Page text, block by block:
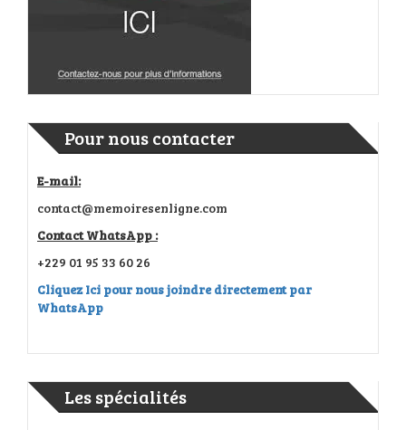
Pour nous contacter
E-mail:
contact@memoiresenligne.com
Contact WhatsApp :
+229 01 95 33 60 26
Cliquez Ici pour nous joindre directement par
WhatsApp
Les spécialités